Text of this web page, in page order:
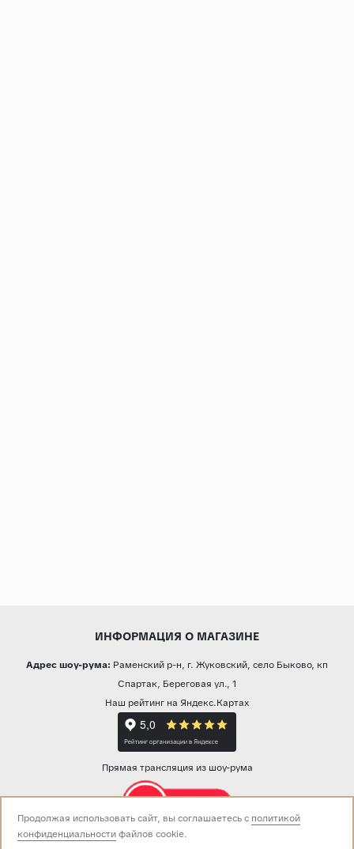
ИНФОРМАЦИЯ О МАГАЗИНЕ
Адрес шоу-рума: Раменский р-н, г. Жуковский, село Быково, кп
Спартак, Береговая ул., 1
Наш рейтинг на Яндекс.Картах
Прямая трансляция из шоу-рума
Звоните нам:
Продолжая использовать сайт, вы соглашаетесь с политикой
конфиденциальностифайлов cookie.